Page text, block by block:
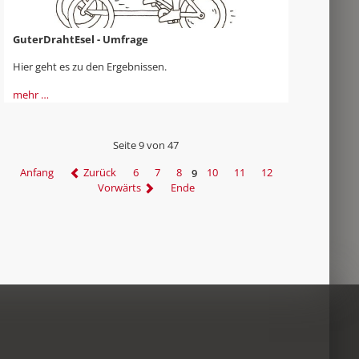
GuterDrahtEsel - Umfrage
Hier geht es zu den Ergebnissen.
mehr …
Seite 9 von 47
Anfang
Zurück 6 7 8 9 10 11
12
Vorwärts
Ende